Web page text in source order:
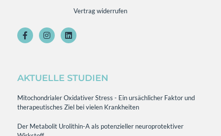
Vertrag widerrufen
AKTUELLE STUDIEN
Mitochondrialer Oxidativer Stress - Ein ursächlicher Faktor und
therapeutisches Ziel bei vielen Krankheiten
Der Metabolit Urolithin-A als potenzieller neuroprotektiver